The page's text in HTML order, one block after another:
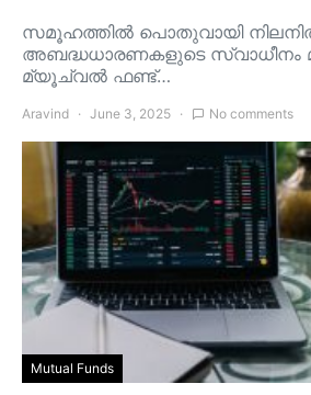
സമൂഹത്തിൽ പൊതുവായി
അബദ്ധധാരണകളുടെ സ്വാധീനം
മ്യൂച്വൽ ഫണ്ട്…
Aravind June 3, 2025 No comments
Mutual Funds